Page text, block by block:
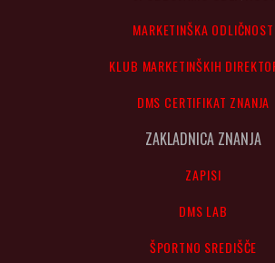
MARKETINŠKA ODLIČNOST
KLUB MARKETINŠKIH
DMS CERTIFIKAT ZNANJA
ZAKLADNICA ZNANJA
ZAPISI
DMS LAB
ŠPORTNO SREDIŠČE